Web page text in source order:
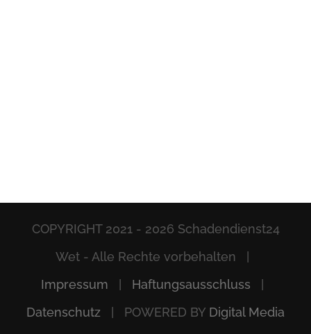
COPYRIGHT 2021 - 2026 Schadendienst24
Wet - Alle Rechte vorbehalten |
Impressum
Haftungsausschluss
Datenschutz | POWERED BY Digital Media